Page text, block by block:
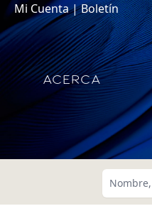
Mi Cuenta|Boletín
ACERCA